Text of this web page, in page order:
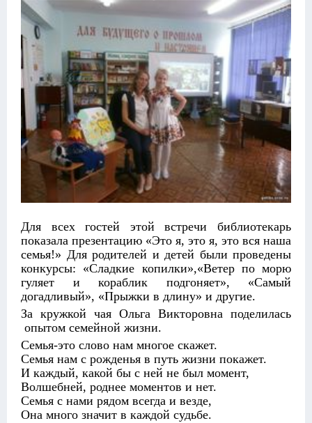
Для всех гостей этой встречи библиотекарь
показала презентацию «Это я, это я, это вся наша
семья!» Для родителей и детей были проведены
конкурсы: «Сладкие копилки»,«Ветер по морю
гуляет и кораблик подгоняет», «Самый
догадливый», «Прыжки в длину» и другие.
За кружкой чая Ольга Викторовна поделилась
опытом семейной жизни.
Семья-это слово нам многое скажет.
Семья нам с рожденья в путь жизни покажет.
И каждый, какой бы с ней не был момент,
Волшебней, роднее моментов и нет.
Семья с нами рядом всегда и везде,
Она много значит в каждой судьбе.